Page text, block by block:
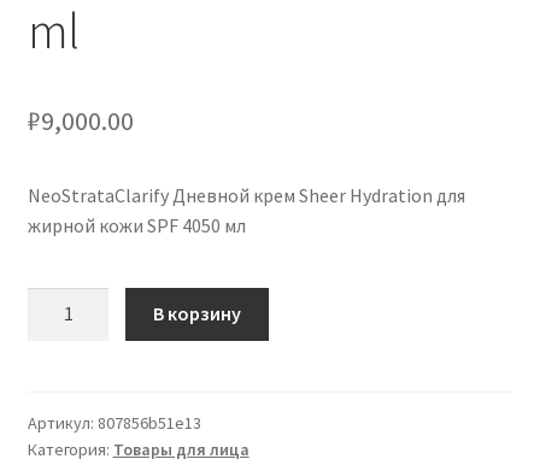
ml
₽9,000.00
NeoStrataClarify Дневной крем Sheer Hydration для
жирной кожи SPF 4050 мл
Hydration
crema
В корзину
Артикул: 807856b51e13
Категория: Товары для лица